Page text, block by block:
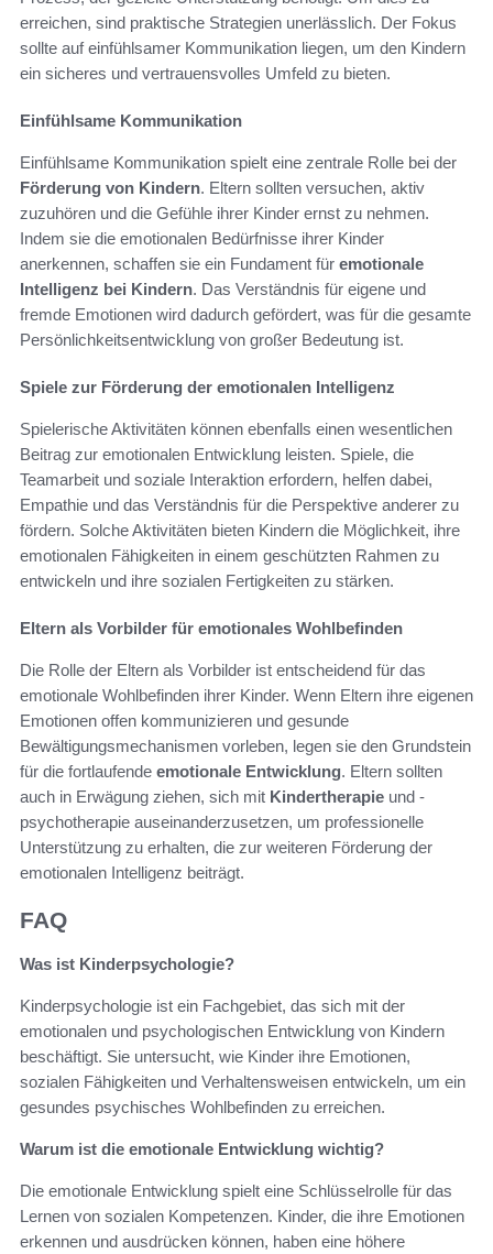
erreichen, sind praktische Strategien unerlässlich. Der Fokus
sollte auf einfühlsamer Kommunikation liegen, um den Kindern
ein sicheres und vertrauensvolles Umfeld zu bieten.
Einfühlsame Kommunikation
Einfühlsame Kommunikation spielt eine zentrale Rolle bei der
Förderung von Kindern. Eltern sollten versuchen, aktiv
zuzuhören und die Gefühle ihrer Kinder ernst zu nehmen.
Indem sie die emotionalen Bedürfnisse ihrer Kinder
anerkennen, schaffen sie ein Fundament für emotionale
Intelligenz bei Kindern. Das Verständnis für eigene und
fremde Emotionen wird dadurch gefördert, was für die gesamte
Persönlichkeitsentwicklung von großer Bedeutung ist.
Spiele zur Förderung der emotionalen Intelligenz
Spielerische Aktivitäten können ebenfalls einen wesentlichen
Beitrag zur emotionalen Entwicklung leisten. Spiele, die
Teamarbeit und soziale Interaktion erfordern, helfen dabei,
Empathie und das Verständnis für die Perspektive anderer zu
fördern. Solche Aktivitäten bieten Kindern die Möglichkeit, ihre
emotionalen Fähigkeiten in einem geschützten Rahmen zu
entwickeln und ihre sozialen Fertigkeiten zu stärken.
Eltern als Vorbilder für emotionales Wohlbefinden
Die Rolle der Eltern als Vorbilder ist entscheidend für das
emotionale Wohlbefinden ihrer Kinder. Wenn Eltern ihre eigenen
Emotionen offen kommunizieren und gesunde
Bewältigungsmechanismen vorleben, legen sie den Grundstein
für die fortlaufende emotionale Entwicklung. Eltern sollten
auch in Erwägung ziehen, sich mit Kindertherapie und -
psychotherapie auseinanderzusetzen, um professionelle
Unterstützung zu erhalten, die zur weiteren Förderung der
emotionalen Intelligenz beiträgt.
FAQ
Was ist Kinderpsychologie?
Kinderpsychologie ist ein Fachgebiet, das sich mit der
emotionalen und psychologischen Entwicklung von Kindern
beschäftigt. Sie untersucht, wie Kinder ihre Emotionen,
sozialen Fähigkeiten und Verhaltensweisen entwickeln, um ein
gesundes psychisches Wohlbefinden zu erreichen.
Warum ist die emotionale Entwicklung wichtig?
Die emotionale Entwicklung spielt eine Schlüsselrolle für das
Lernen von sozialen Kompetenzen. Kinder, die ihre Emotionen
erkennen und ausdrücken können, haben eine höhere